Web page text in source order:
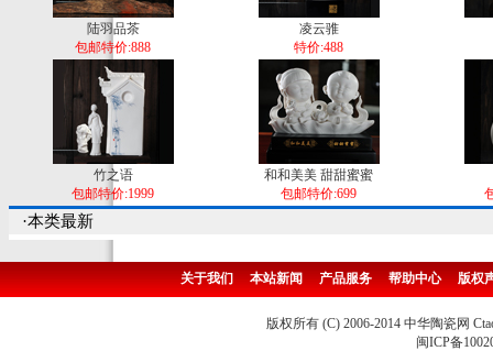
陆羽品茶
包邮特价:888
凌云骓
特价:488
竹之语
包邮特价:1999
和和美美 甜甜蜜蜜
包邮特价:699
·本类最新
关于我们 本站新闻 产品服务 帮助中心 版权
版权所有 (C) 2006-2014 中华陶瓷网
闽ICP备